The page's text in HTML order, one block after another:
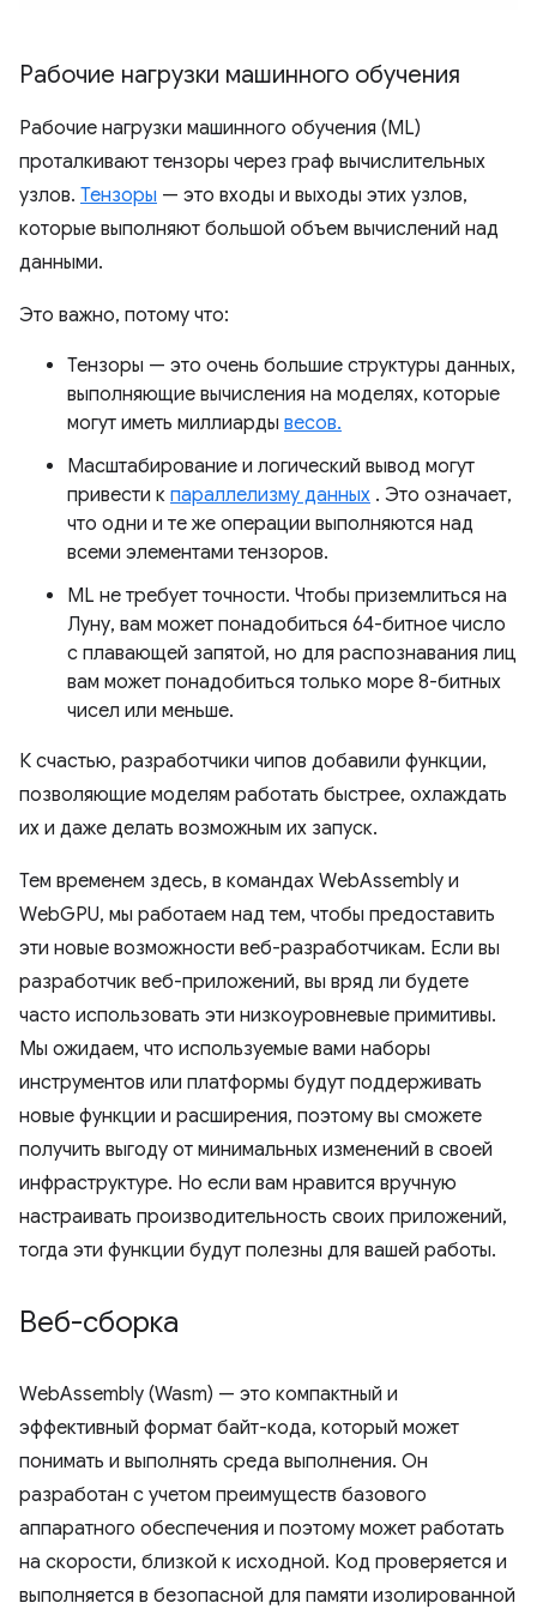
Рабочие нагрузки машинного обучения
Рабочие нагрузки машинного обучения (ML)
проталкивают тензоры через граф вычислительных
узлов. Тензоры — это входы и выходы этих узлов,
которые выполняют большой объем вычислений над
данными.
Это важно, потому что:
Тензоры — это очень большие структуры данных,
выполняющие вычисления на моделях, которые
могут иметь миллиарды весов.
Масштабирование и логический вывод могут
привести к параллелизму данных . Это означает,
что одни и те же операции выполняются над
всеми элементами тензоров.
ML не требует точности. Чтобы приземлиться на
Луну, вам может понадобиться 64-битное число
с плавающей запятой, но для распознавания лиц
вам может понадобиться только море 8-битных
чисел или меньше.
К счастью, разработчики чипов добавили функции,
позволяющие моделям работать быстрее, охлаждать
их и даже делать возможным их запуск.
Тем временем здесь, в командах WebAssembly и
WebGPU, мы работаем над тем, чтобы предоставить
эти новые возможности веб-разработчикам. Если вы
разработчик веб-приложений, вы вряд ли будете
часто использовать эти низкоуровневые примитивы.
Мы ожидаем, что используемые вами наборы
инструментов или платформы будут поддерживать
новые функции и расширения, поэтому вы сможете
получить выгоду от минимальных изменений в своей
инфраструктуре. Но если вам нравится вручную
настраивать производительность своих приложений,
тогда эти функции будут полезны для вашей работы.
Веб-сборка
WebAssembly (Wasm) — это компактный и
эффективный формат байт-кода, который может
понимать и выполнять среда выполнения. Он
разработан с учетом преимуществ базового
аппаратного обеспечения и поэтому может работать
на скорости, близкой к исходной. Код проверяется и
выполняется в безопасной для памяти изолированной